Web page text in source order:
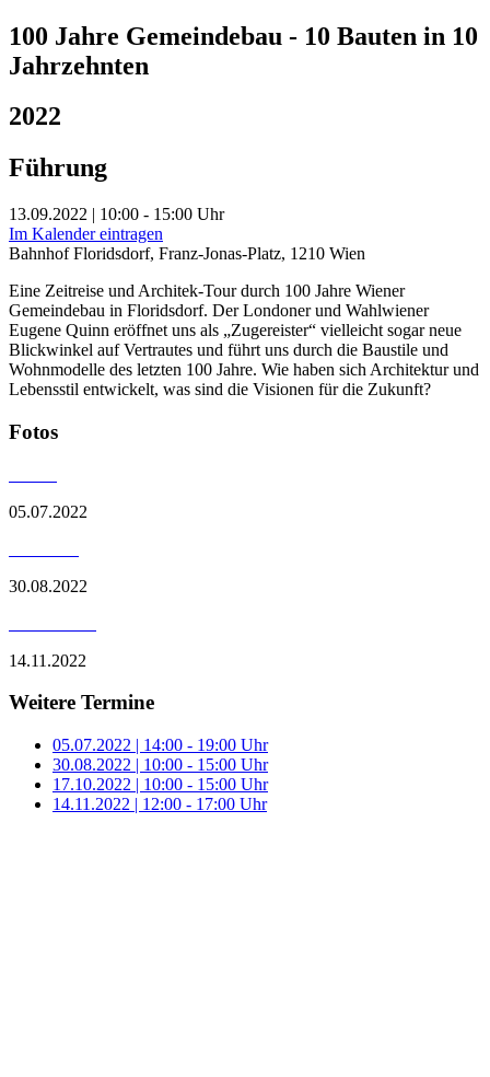
100 Jahre Gemeindebau - 10 Bauten in 10
Jahrzehnten
2022
Führung
13.09.2022 | 10:00 - 15:00 Uhr
Im Kalender eintragen
Bahnhof Floridsdorf, Franz-Jonas-Platz, 1210 Wien
Eine Zeitreise und Architek-Tour durch 100 Jahre Wiener
Gemeindebau in Floridsdorf. Der Londoner und Wahlwiener
Eugene Quinn eröffnet uns als „Zugereister“ vielleicht sogar neue
Blickwinkel auf Vertrautes und führt uns durch die Baustile und
Wohnmodelle des letzten 100 Jahre. Wie haben sich Architektur und
Lebensstil entwickelt, was sind die Visionen für die Zukunft?
Fotos
05.07.2022
30.08.2022
14.11.2022
Weitere Termine
05.07.2022 | 14:00 - 19:00 Uhr
30.08.2022 | 10:00 - 15:00 Uhr
17.10.2022 | 10:00 - 15:00 Uhr
14.11.2022 | 12:00 - 17:00 Uhr